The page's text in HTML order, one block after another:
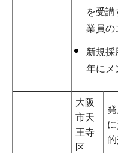
を受
業員の
新規採
年にメ
大阪
市天
王寺
区